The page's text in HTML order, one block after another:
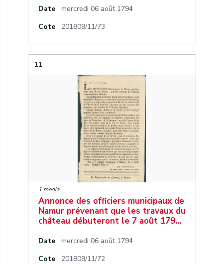
Date
mercredi 06 août 1794
Cote
201809/11/73
11
1 media
Annonce des officiers municipaux de
Namur prévenant que les travaux du
château débuteront le 7 août 179…
Date
mercredi 06 août 1794
Cote
201809/11/72